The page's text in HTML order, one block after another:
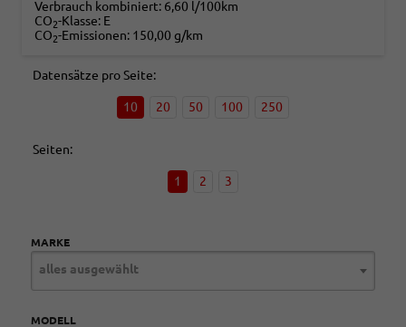
Verbrauch kombiniert: 6,60 l/100km
CO2-Klasse: E
CO2-Emissionen: 150,00 g/km
Datensätze pro Seite:
10 20 50 100 250
Seiten:
1 2 3
MARKE
alles ausgewählt
MODELL